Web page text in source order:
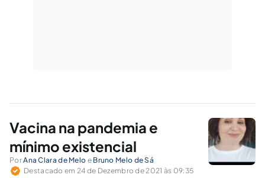
Vacina na pandemia e
mínimo existencial
PorAna Clara de Melo e Bruno Melo de Sá
Destacado em 24 de Dezembro de 2021 às 09:35